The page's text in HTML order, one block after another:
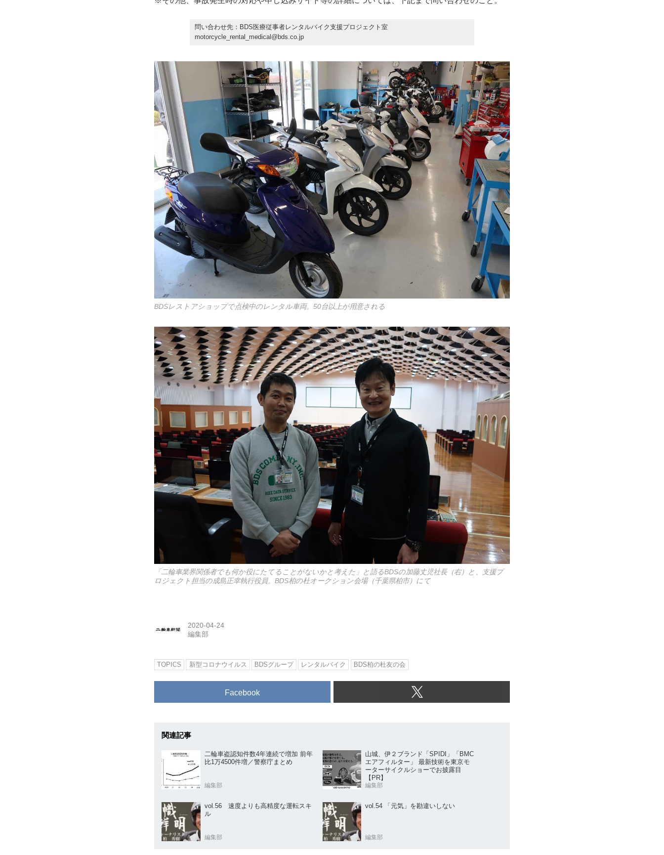
問い合わせ先：BDS医療従事者レンタルバイク支援プロジェクト室
motorcycle_rental_medical@bds.co.jp
BDSレストアショップで点検中のレンタル車両。50台以上が用意される
「二輪車業界関係者でも何か役にたてることがないかと考えた」と語るBDSの加藤丈児社長（右）と、支援プ
ロジェクト担当の成島正幸執行役員。BDS柏の杜オークション会場（千葉県柏市）にて
2020-04-24
編集部
TOPICS 新型コロナウイルス BDSグループ レンタルバイク BDS柏の杜友の会
Facebook
関連記事
二輪車盗認知件数4年連続で増加 前年
比1万4500件増／警察庁まとめ
編集部
山城、伊２ブランド「SPIDI」「BMC
エアフィルター」 最新技術を東京モ
ーターサイクルショーでお披露目
【PR】
編集部
vol.56 速度よりも高精度な運転スキ
ル
編集部
vol.54 「元気」を勘違いしない
編集部